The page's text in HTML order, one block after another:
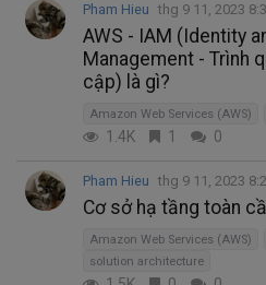
Pham Hieu thg 9 11, 2023
AWS - IAM (Identity
Management - Trình
cập) là gì?
Amazon Web Services (AWS)
1.4K 1 0
Pham Hieu thg 9 11, 2023
Cơ sở hạ tầng toàn
Amazon Web Services (AWS)
solution architecture